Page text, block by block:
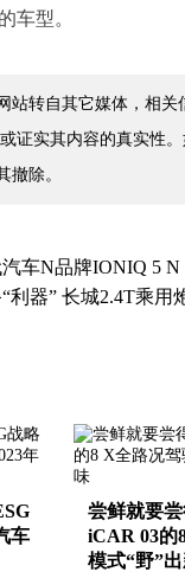
车型。
站转自其它媒体，相
证实其内容的真实性
撤除。
车N品牌IONIQ 5
利器” 长城2.4T乘
车
尝鲜就要尝
iCAR 03的
模式“野”